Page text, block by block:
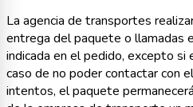
La agencia de transportes
entrega del paquete o llamadas
indicada en el pedido, excepto si
caso de no poder contactar con
intentos, el paquete